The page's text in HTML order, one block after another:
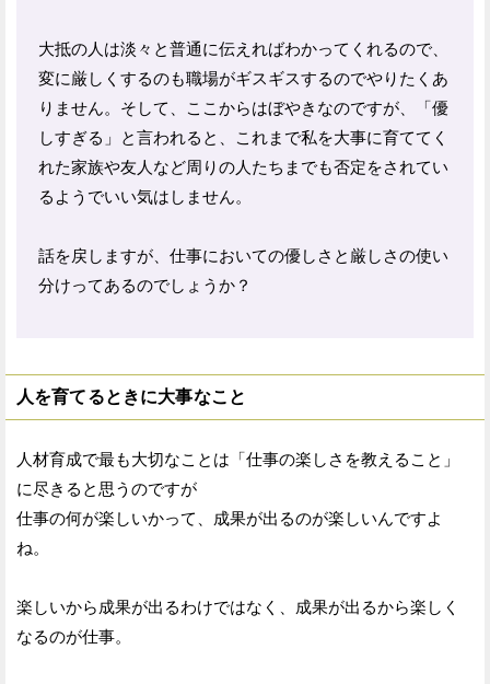
大抵の人は淡々と普通に伝えればわかってくれるので、
変に厳しくするのも職場がギスギスするのでやりたくあ
りません。そして、ここからはぼやきなのですが、「優
しすぎる」と言われると、これまで私を大事に育ててく
れた家族や友人など周りの人たちまでも否定をされてい
るようでいい気はしません。
話を戻しますが、仕事においての優しさと厳しさの使い
分けってあるのでしょうか？
人を育てるときに大事なこと
人材育成で最も大切なことは「仕事の楽しさを教えること」
に尽きると思うのですが
仕事の何が楽しいかって、成果が出るのが楽しいんですよ
ね。
楽しいから成果が出るわけではなく、成果が出るから楽しく
なるのが仕事。